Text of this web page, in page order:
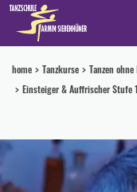
home Tanzkurse Tanzen
Einsteiger & Auffrischer Stufe 1